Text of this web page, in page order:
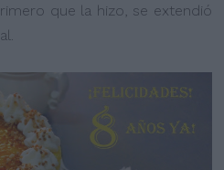
que la hizo, se extendió